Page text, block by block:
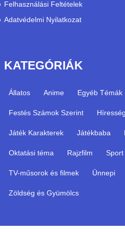
Felhasználási Feltételek
Adatvédelmi Nyilatkozat
KATEGÓRIÁK
Állatos Anime Egyéb Témák
Festés Számok Szerint
Játék Karakterek Játékbaba
Oktatási téma Rajzfilm Sport
TV-műsorok és filmek Ünnepi
Zöldség és Gyümölcs